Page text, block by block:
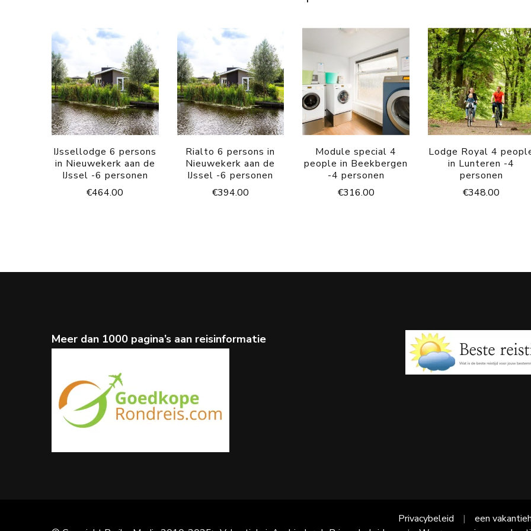
IJssellodge 6 persons
in Nieuwekerk aan de
IJssel -6 personen
€464.00
Rialto 6 persons in
Nieuwekerk aan de
IJssel -6 personen
€394.00
Module special 4
people in Beekbergen
-4 personen
€316.00
Lodge Royal 4
in Lunteren -4
personen
€348.00
Meer dan 1000 pagina’s aan reisinformatie
Privacybeleid
een